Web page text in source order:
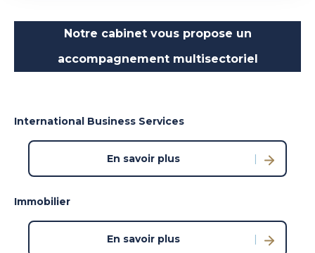
Notre cabinet vous propose un
accompagnement multisectoriel
International Business Services
En savoir plus
Immobilier
En savoir plus